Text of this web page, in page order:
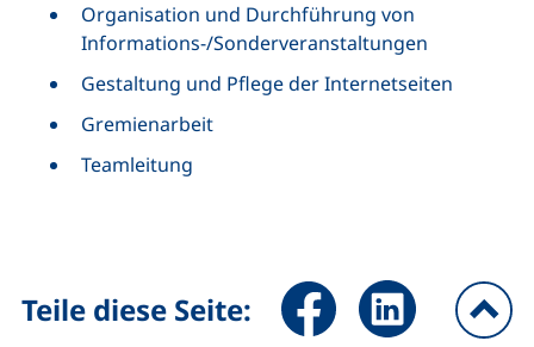
Organisation und Durchführung von
Informations-/Sonderveranstaltungen
Gestaltung und Pflege der Internetseiten
Gremienarbeit
Teamleitung
Teile diese Seite: Seite über Facebook teilen
Seite über